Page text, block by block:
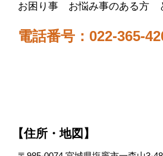
お困り事 お悩み事のある方
電話番号：022-365-
【住所・地図】